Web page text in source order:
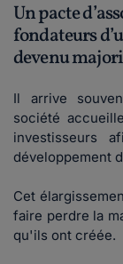
Un pacte
fondateurs
devenu
Il arrive
société
investisseurs
développement
Cet
faire perdre la
qu'ils ont créée.